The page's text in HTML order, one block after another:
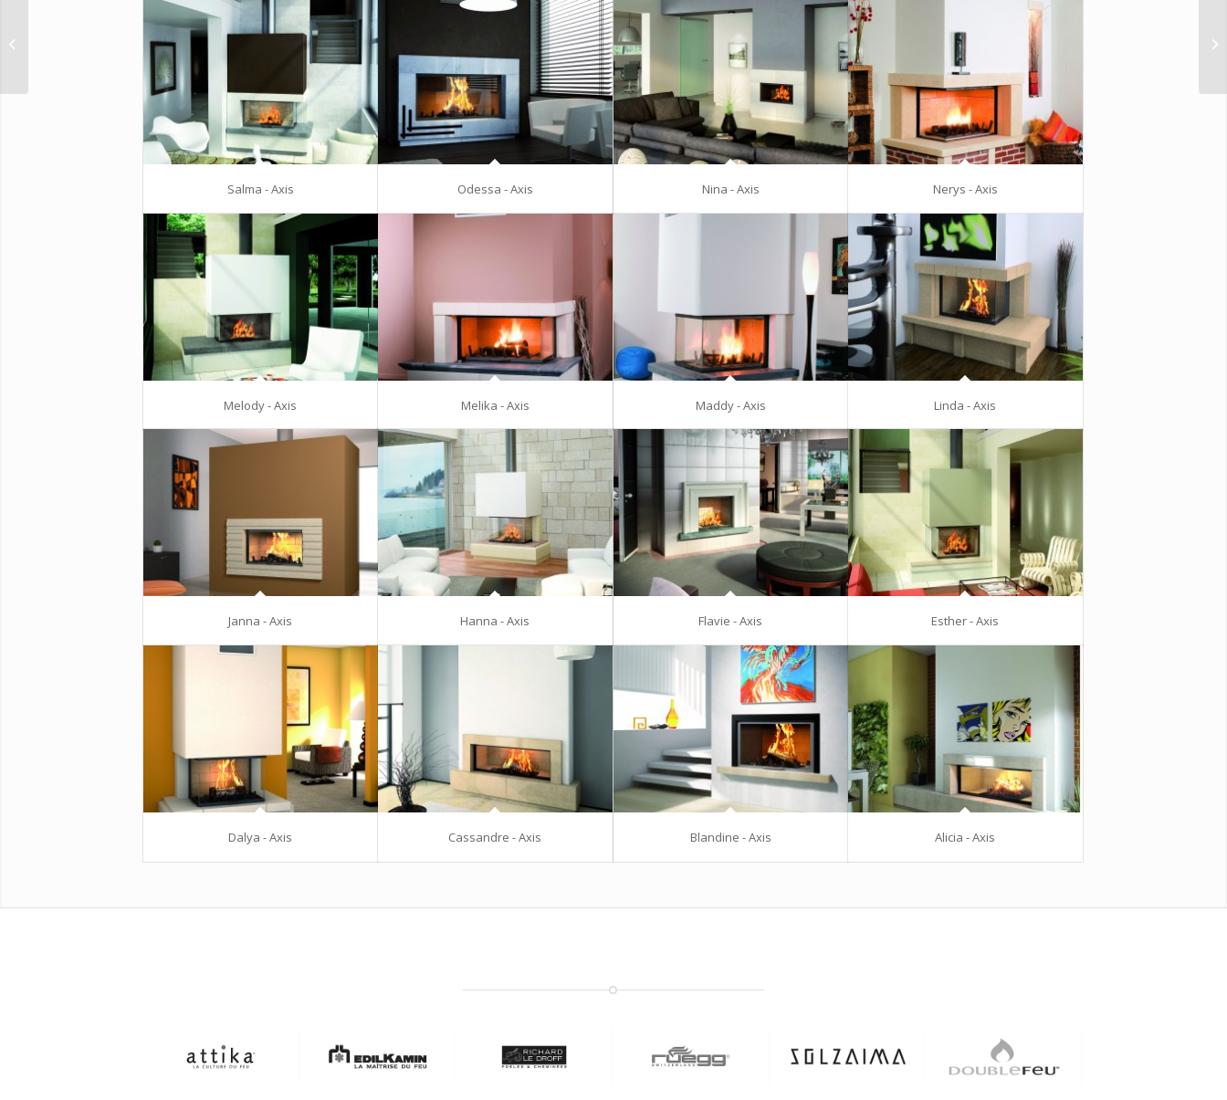
Salma - Axis Odessa - Axis Nina - Axis Nerys - Axis
Melody - Axis Melika - Axis Maddy - Axis Linda - Axis
Janna - Axis Hanna - Axis Flavie - Axis Esther - Axis
Dalya - Axis Cassandre - Axis Blandine - Axis Alicia - Axis